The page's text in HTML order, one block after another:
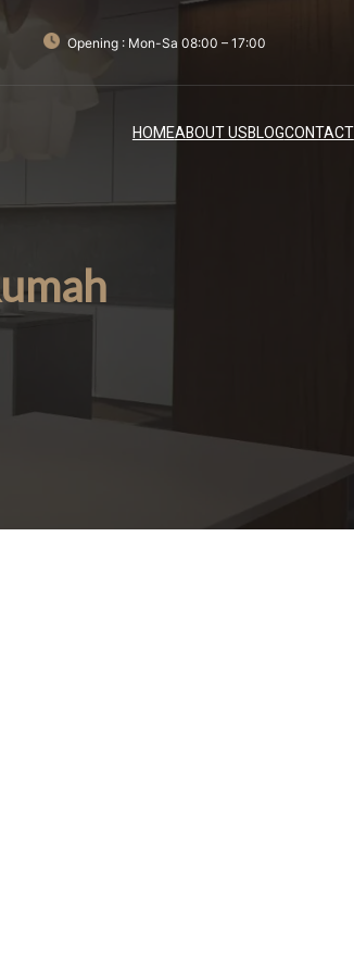
Opening : Mon-Sa 08:00 – 17:00
HOMEABOUT USBLOGCONTACT